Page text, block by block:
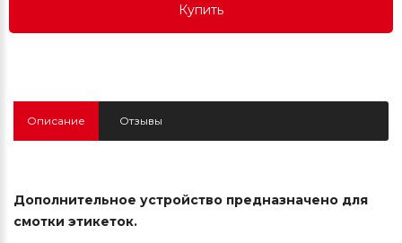
Купить
Купить
Описание Отзывы
Дополнительное устройство предназначено для
смотки этикеток.